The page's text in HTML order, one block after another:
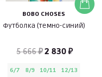
BOBO CHOSES
Футболка (темно-синий)
5 666 ₽ 2 830 ₽
6/7 8/9 10/11 12/13